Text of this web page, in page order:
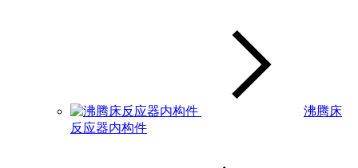
沸腾床
反应器内构件